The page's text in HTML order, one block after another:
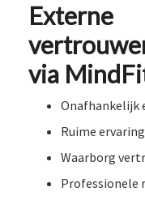
Externe
via
Onafhankelijk
Ruime
Waarborg
Professionele